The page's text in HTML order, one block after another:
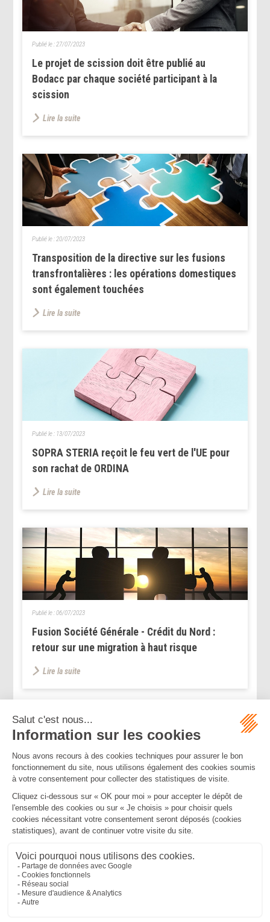
Le projet de scission doit être publié au
Bodacc par chaque société participant à la
scission
Publié le :27/07/2023
Lire la suite
Transposition de la directive sur les fusions
transfrontalières : les opérations domestiques
sont également touchées
Publié le :20/07/2023
Lire la suite
SOPRA STERIA reçoit le feu vert de l'UE pour
son rachat de ORDINA
Publié le : 13/07/2023
Lire la suite
Fusion Société Générale - Crédit du Nord :
retour sur une migration à haut risque
Publié le :06/07/2023
Lire la suite
<< < ... 2
>>
Mentions légalesPolitique de confidentialitéPolitique de cookies
Plan du site
MBA ET ASSOCIÉS
235 Rue Helene Boucher, 34170 CASTELNAU LE LEZ
Bureau secondaire à Cannes